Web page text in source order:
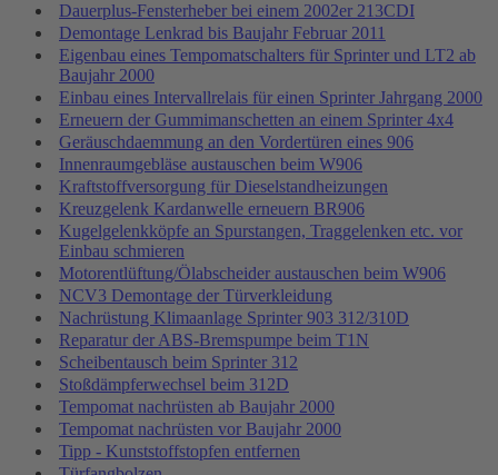
Dauerplus-Fensterheber bei einem 2002er 213CDI
Demontage Lenkrad bis Baujahr Februar 2011
Eigenbau eines Tempomatschalters für Sprinter und LT2 ab
Baujahr 2000
Einbau eines Intervallrelais für einen Sprinter Jahrgang 2000
Erneuern der Gummimanschetten an einem Sprinter 4x4
Geräuschdaemmung an den Vordertüren eines 906
Innenraumgebläse austauschen beim W906
Kraftstoffversorgung für Dieselstandheizungen
Kreuzgelenk Kardanwelle erneuern BR906
Kugelgelenkköpfe an Spurstangen, Traggelenken etc. vor
Einbau schmieren
Motorentlüftung/Ölabscheider austauschen beim W906
NCV3 Demontage der Türverkleidung
Nachrüstung Klimaanlage Sprinter 903 312/310D
Reparatur der ABS-Bremspumpe beim T1N
Scheibentausch beim Sprinter 312
Stoßdämpferwechsel beim 312D
Tempomat nachrüsten ab Baujahr 2000
Tempomat nachrüsten vor Baujahr 2000
Tipp - Kunststoffstopfen entfernen